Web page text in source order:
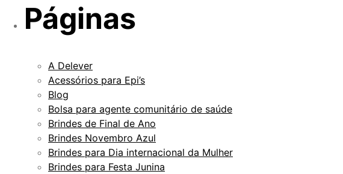
Páginas
A Delever
Acessórios para Epi’s
Blog
Bolsa para agente comunitário de saúde
Brindes de Final de Ano
Brindes Novembro Azul
Brindes para Dia internacional da Mulher
Brindes para Festa Junina